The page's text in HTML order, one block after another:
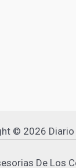
© 2026 Diario
De Los